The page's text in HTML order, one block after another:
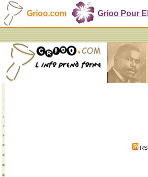
Grioo.com Grioo Pour